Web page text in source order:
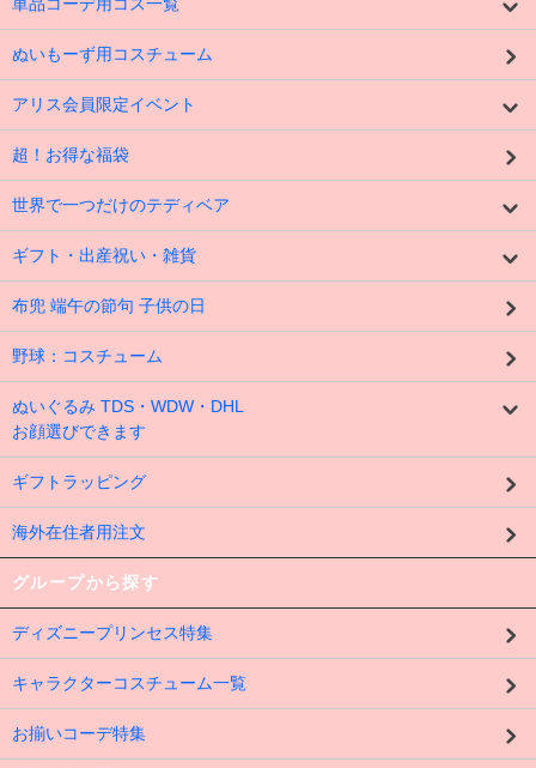
単品コーデ用コス一覧
ぬいもーず用コスチューム
アリス会員限定イベント
超！お得な福袋
世界で一つだけのテディベア
ギフト・出産祝い・雑貨
布兜 端午の節句 子供の日
野球：コスチューム
ぬいぐるみ TDS・WDW・DHL
お顔選びできます
ギフトラッピング
海外在住者用注文
グループから探す
ディズニープリンセス特集
キャラクターコスチューム一覧
お揃いコーデ特集